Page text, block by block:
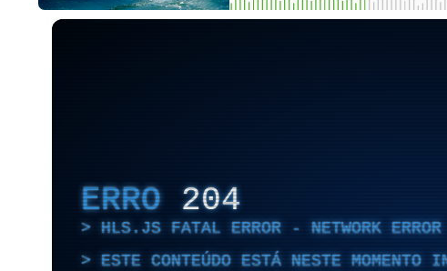
ERRO 204
HLS.JS FATAL ERROR - NETWORK ERROR
ESTE CONTEÚDO ESTÁ NESTE MOMENTO